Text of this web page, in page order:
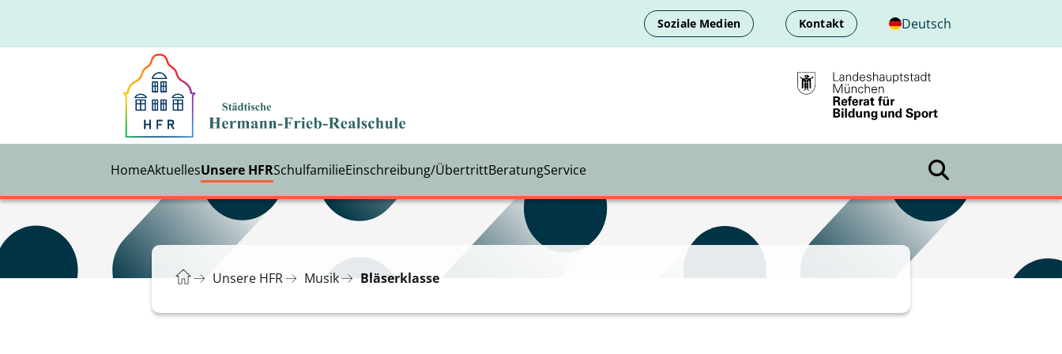
Soziale Medien Kontakt Deutsch
HomeAktuellesUnsere HFRSchulfamilieEinschreibung/ÜbertrittBeratungService
Unsere HFR Musik Bläserklasse